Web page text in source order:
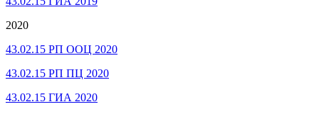
2020
43.02.15 РП ООЦ 2020
43.02.15 РП ПЦ 2020
43.02.15 ГИА 2020